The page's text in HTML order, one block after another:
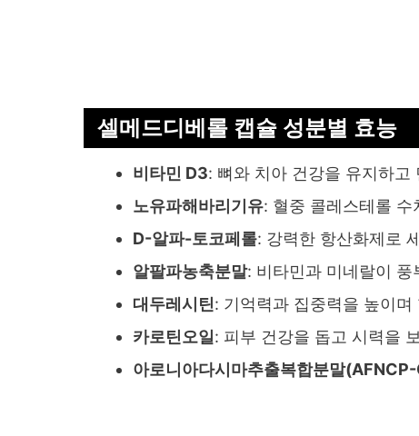
셀메드디베롤 캡슐 성분별 효능
비타민 D3: 뼈와 치아 건강을 유지하고
노유파해바리기유: 혈중 콜레스테롤
D-알파-토코페롤: 강력한 항산화제로
알팔파농축분말: 비타민과 미네랄이
대두레시틴: 기억력과 집중력을 높이
카로틴오일: 피부 건강을 돕고 시력을
아로니아다시마추출복합분말